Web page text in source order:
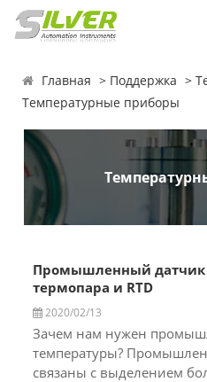
Главная Поддержка
Температурные приборы
Промышленный датчик
термопара и RTD
2020/02/13
Зачем нам нужен
температуры?
связаны с выделением